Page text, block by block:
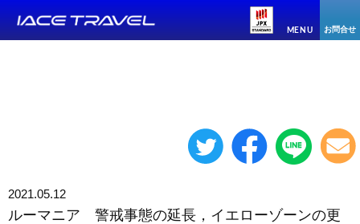
MENU お問合せ
2021.05.12
ルーマニア 警戒事態の延長，イエローゾーンの更